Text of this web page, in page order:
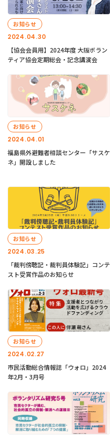
2024.04.30
お知らせ
【協会会員用】2024年度 大阪ボラン
ティア協会定期総会・記念講演会
2024.04.01
お知らせ
福島県外避難者相談センター「サスケ
ネ」開設しました
2024.03.25
お知らせ
「裁判傍聴記・裁判員体験記」コンテ
スト受賞作品のお知らせ
2024.02.27
お知らせ
市民活動総合情報誌「ウォロ」2024
年2月・3月号